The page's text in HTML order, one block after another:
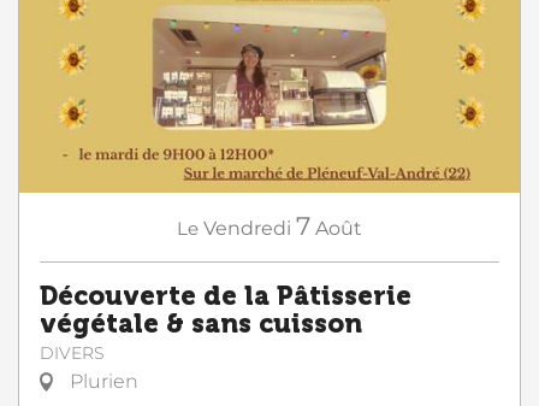
Le Vendredi 7 Août
Découverte de la Pâtisserie
végétale & sans cuisson
DIVERS
Plurien